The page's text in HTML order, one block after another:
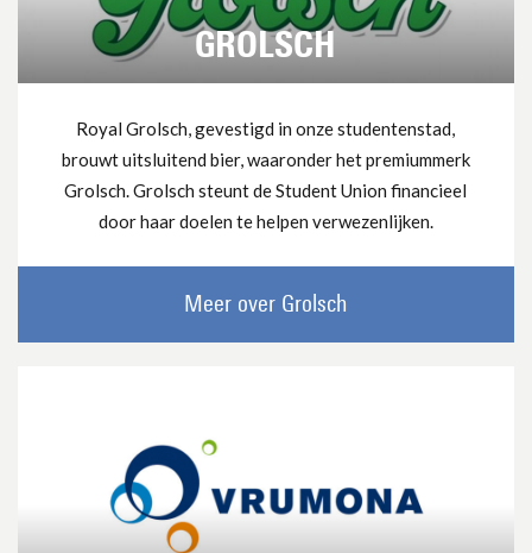
GROLSCH
Royal Grolsch, gevestigd in onze studentenstad,
brouwt uitsluitend bier, waaronder het premiummerk
Grolsch. Grolsch steunt de Student Union financieel
door haar doelen te helpen verwezenlijken.
Meer over Grolsch